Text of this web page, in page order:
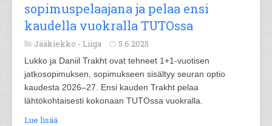
sopimuspelaajana ja pelaa ensi
kaudella vuokralla TUTOssa
Jääkiekko - Liiga 5.6.2025
Lukko ja Daniil Trakht ovat tehneet 1+1-vuotisen
jatkosopimuksen, sopimukseen sisältyy seuran optio
kaudesta 2026–27. Ensi kauden Trakht pelaa
lähtökohtaisesti kokonaan TUTOssa vuokralla.
Lue lisää